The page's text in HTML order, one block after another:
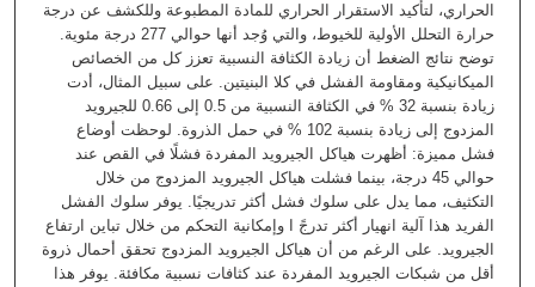
الحراري، لتأكيد الاستقرار الحراري للمادة المطبوعة وللكشف عن درجة
حرارة التحلل الأولية للخيوط، والتي وُجد أنها حوالي 277 درجة مئوية.
توضح نتائج الضغط أن زيادة الكثافة النسبية تعزز كل من الخصائص
الميكانيكية ومقاومة الفشل في كلا البنيتين. على سبيل المثال، أدت
زيادة بنسبة 32 % في الكثافة النسبية من 0.5 إلى 0.66 للجيرويد
المزدوج إلى زيادة بنسبة 102 % في حمل الذروة. لوحظت أوضاع
فشل مميزة: أظهرت هياكل الجيرويد المفردة فشلًا في القص عند
حوالي 45 درجة، بينما فشلت هياكل الجيرويد المزدوج من خلال
التكثيف، مما يدل على سلوك فشل أكثر تدريجيًا. يوفر سلوك الفشل
الفريد هذا آلية انهيار أكثر تدرجً ا وإمكانية التحكم من خلال تباين ارتفاع
الجيرويد. على الرغم من أن هياكل الجيرويد المزدوج تحقق أحمال ذروة
أقل من شبكات الجيرويد المفردة عند كثافات نسبية مكافئة. يوفر هذا